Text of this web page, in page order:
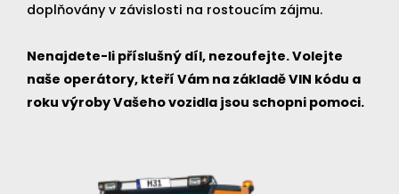
doplňovány v závislosti na rostoucím zájmu.
Nenajdete-li příslušný díl, nezoufejte. Volejte
naše operátory, kteří Vám na základě VIN kódu a
roku výroby Vašeho vozidla jsou schopni pomoci.